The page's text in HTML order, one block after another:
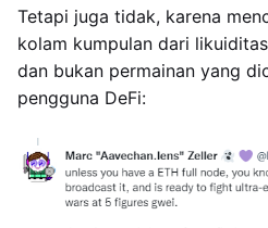
Tetapi juga tidak, karena
kolam kumpulan dari
dan bukan permainan yang
pengguna DeFi: